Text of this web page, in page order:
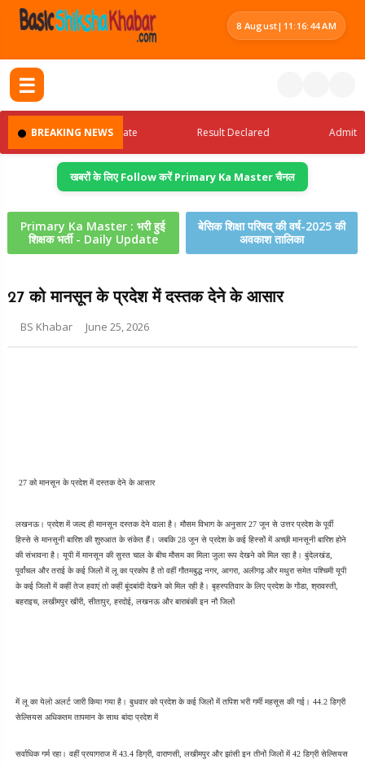
8 August| 11:16:45 AM
☰
BREAKING NEWS
Latest Jobs Update Result Declared Admit
खबरों के लिए Follow करें Primary Ka Master चैनल
Primary Ka Master : भरी हुई
शिक्षक भर्ती - Daily Update
बेसिक शिक्षा परिषद् की वर्ष-2025 की
अवकाश तालिका
27 को मानसून के प्रदेश में दस्तक देने के आसार
BS Khabar June 25, 2026
27 को मानसून के प्रदेश में दस्तक देने के आसार
लखनऊ। प्रदेश में जल्द ही मानसून दस्तक देने वाला है। मौसम विभाग के अनुसार 27 जून से उत्तर प्रदेश के पूर्वी
हिस्से से मानसूनी बारिश की शुरुआत के संकेत हैं। जबकि 28 जून से प्रदेश के कई हिस्सों में अच्छी मानसूनी बारिश होने
की संभावना है। यूपी में मानसून की सुस्त चाल के बीच मौसम का मिला जुला रूप देखने को मिल रहा है। बुंदेलखंड,
पूर्वांचल और तराई के कई जिलों में लू का प्रकोप है तो वहीं गौतमबुद्ध नगर, आगरा, अलीगढ़ और मथुरा समेत पश्चिमी यूपी
के कई जिलों में कहीं तेज हवाएं तो कहीं बूंदबांदी देखने को मिल रही है। बृहस्पतिवार के लिए प्रदेश के गोंडा, श्रावस्ती,
बहराइच, लखीमपुर खीरी, सीतापुर, हरदोई, लखनऊ और बाराबंकी इन नौ जिलों
में लू का येलो अलर्ट जारी किया गया है। बुधवार को प्रदेश के कई जिलों में तपिश भरी गर्मी महसूस की गई। 44.2 डिग्री
सेल्सियस अधिकतम तापमान के साथ बांदा प्रदेश में
सर्वाधिक गर्म रहा। वहीं प्रयागराज में 43.4 डिग्री, वाराणसी, लखीमपुर और झांसी इन तीनों जिलों में 42 डिग्री सेल्सियस